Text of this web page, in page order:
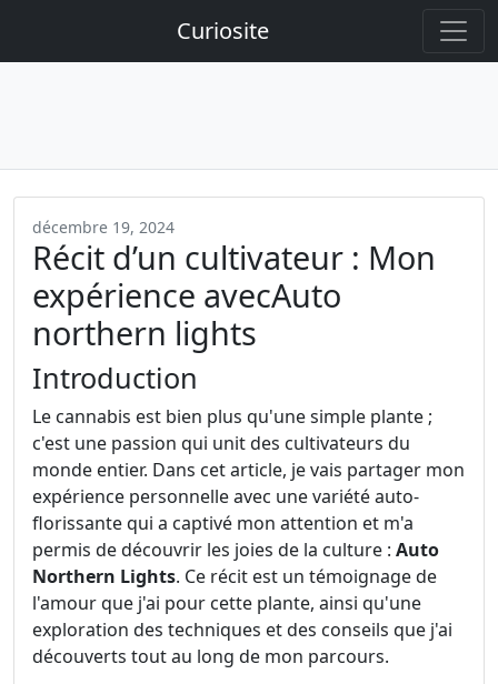
Curiosite
décembre 19, 2024
Récit d’un cultivateur : Mon
expérience avecAuto
northern lights
Introduction
Le cannabis est bien plus qu'une simple plante ;
c'est une passion qui unit des cultivateurs du
monde entier. Dans cet article, je vais partager mon
expérience personnelle avec une variété auto-
florissante qui a captivé mon attention et m'a
permis de découvrir les joies de la culture : Auto
Northern Lights. Ce récit est un témoignage de
l'amour que j'ai pour cette plante, ainsi qu'une
exploration des techniques et des conseils que j'ai
découverts tout au long de mon parcours.